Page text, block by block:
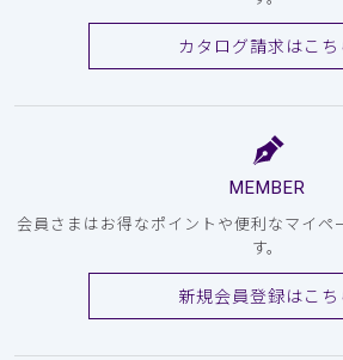
カタログ請求はこち
MEMBER
会員さまはお得なポイントや便利なマイペ
す。
新規会員登録はこち